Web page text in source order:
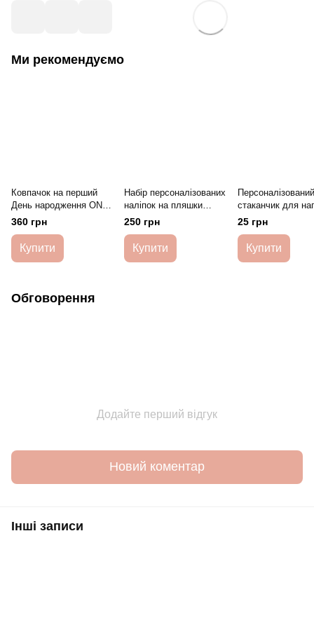
Ми рекомендуємо
Ковпачок на перший
День народження ONE
HeyBaby
360 грн
Купити
Набір персоналізованих
наліпок на пляшки
Казкове свято HeyBaby
250 грн
Купити
Персоналізований
стаканчик для
на День
Ведмедик
25 грн
Купити
Обговорення
Додайте перший відгук
Новий коментар
Інші записи